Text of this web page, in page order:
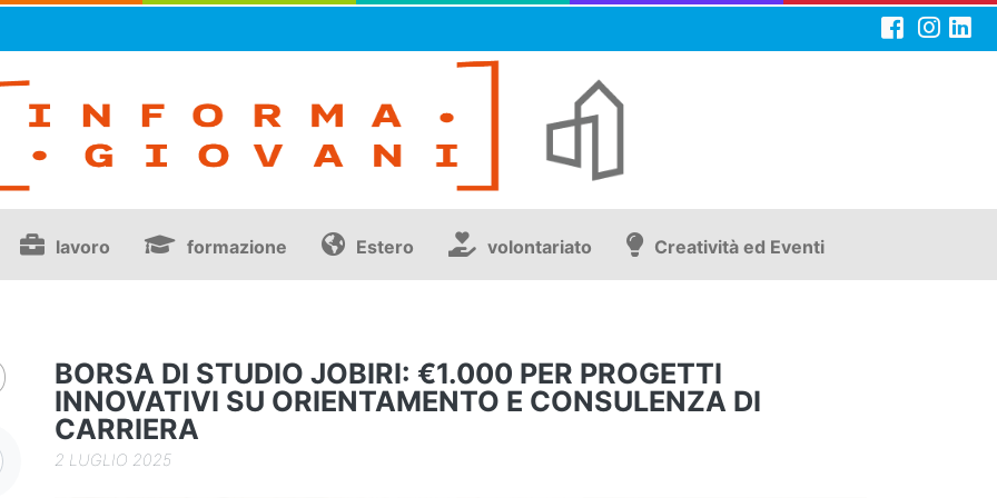
lavoro formazione Estero volontariato Creatività ed Eventi
BORSA DI STUDIO JOBIRI: €1.000 PER PROGETTI
INNOVATIVI SU ORIENTAMENTO E CONSULENZA DI
CARRIERA
2 LUGLIO 2025